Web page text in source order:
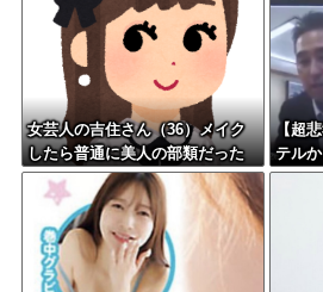
女芸人の吉住さん（36）メイク
したら普通に美人の部類だった
と判明ｗｗｗｗｗｗｗｗｗ
【超
テル
ｗｗｗ